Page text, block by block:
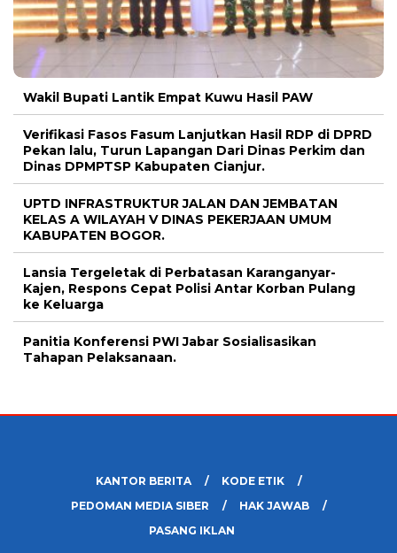
Wakil Bupati Lantik Empat Kuwu Hasil PAW
Verifikasi Fasos Fasum Lanjutkan Hasil RDP di DPRD
Pekan lalu, Turun Lapangan Dari Dinas Perkim dan
Dinas DPMPTSP Kabupaten Cianjur.
UPTD INFRASTRUKTUR JALAN DAN JEMBATAN
KELAS A WILAYAH V DINAS PEKERJAAN UMUM
KABUPATEN BOGOR.
Lansia Tergeletak di Perbatasan Karanganyar-
Kajen, Respons Cepat Polisi Antar Korban Pulang
ke Keluarga
Panitia Konferensi PWI Jabar Sosialisasikan
Tahapan Pelaksanaan.
KANTOR BERITA
KODE ETIK
PEDOMAN MEDIA SIBER
HAK JAWAB
PASANG IKLAN